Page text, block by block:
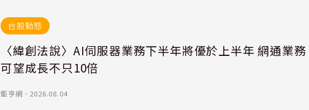
台股動態
〈緯創法說〉AI伺服器業務下半年將優於上半年 網通業務
可望成長不只10倍
鉅亨網 ． 2026.08.04